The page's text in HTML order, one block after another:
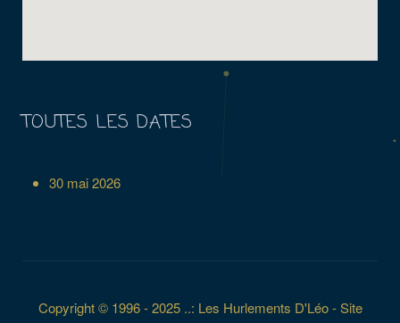
TOUTES LES DATES
30 mai 2026
Copyright © 1996 - 2025 ..: Les Hurlements D'Léo - Site